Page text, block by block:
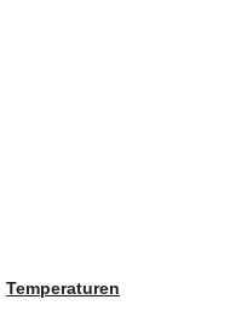
Temperaturen